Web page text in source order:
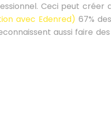
Ceci peut créer
avec Edenred) 67%
aussi faire